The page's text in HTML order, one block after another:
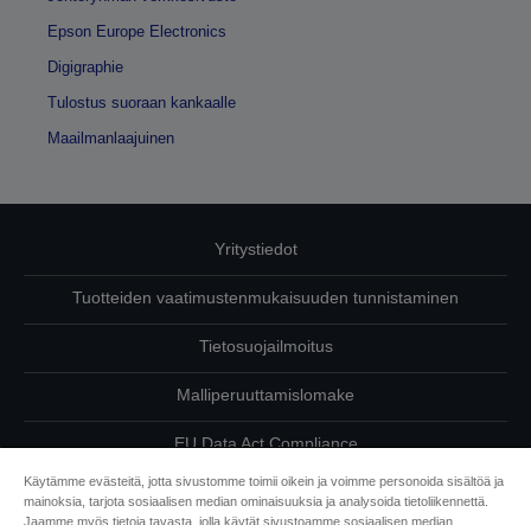
Epson Europe Electronics
Digigraphie
Tulostus suoraan kankaalle
Maailmanlaajuinen
Yritystiedot
Tuotteiden vaatimustenmukaisuuden tunnistaminen
Tietosuojailmoitus
Malliperuuttamislomake
EU Data Act Compliance
Ota meihin yhteyttä omista tiedoistasi
Käytämme evästeitä, jotta sivustomme toimii oikein ja voimme personoida sisältöä ja
mainoksia, tarjota sosiaalisen median ominaisuuksia ja analysoida tietoliikennettä.
Jaamme myös tietoja tavasta, jolla käytät sivustoamme sosiaalisen median,